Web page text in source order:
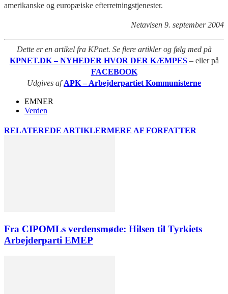
amerikanske og europæiske efterretningstjenester.
Netavisen 9. september 2004
Dette er en artikel fra KPnet. Se flere artikler og følg med på
KPNET.DK – NYHEDER HVOR DER KÆMPES – eller på
FACEBOOK
Udgives afAPK – Arbejderpartiet Kommunisterne
EMNER
Verden
RELATEREDE ARTIKLERMERE AF FORFATTER
Fra CIPOMLs verdensmøde: Hilsen til Tyrkiets
Arbejderparti EMEP